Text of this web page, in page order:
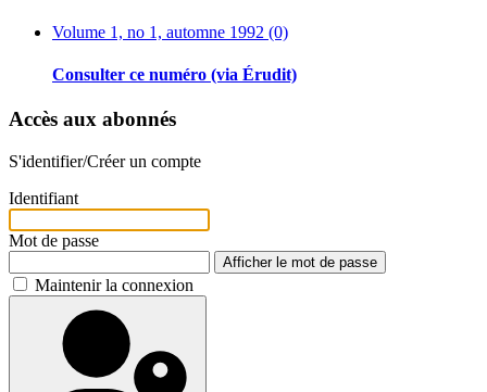
Volume 1, no 1, automne 1992 (0)
Consulter ce numéro (via Érudit)
Accès aux abonnés
S'identifier/Créer un compte
Identifiant
Mot de passe
Afficher le mot de passe
Maintenir la connexion